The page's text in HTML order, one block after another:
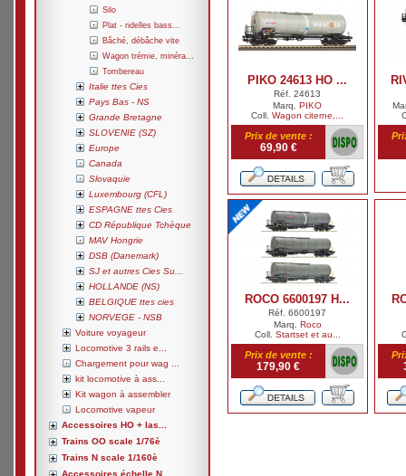
Silo
Plat - ridelles bass...
Bâché, débâche vite
Wagon trémie, minéra...
Tombereau
Italie ttes Cies
Pays Bas - NS
Grande Bretagne
SLOVENIE (SZ)
Europe
Canada
Slovaquie
Luxembourg (CFL)
ESPAGNE ttes Cies
CD République Tchèque
MAV Hongrie
DSB (Danemark)
SJ et autres Cies Su...
HOLLANDE (NS)
BELGIQUE ttes cies
NORVEGE - NSB
Voiture voyageur
Locomotive 3 rails e...
Chargement pour wag ...
kit locomotive à ass...
Kit wagon à assembler
Locomotive vapeur
Accessoires HO + las...
Trains OO scale 1/76è
Trains N scale 1/160è
Accessoires échelle N
PIKO 24613 HO ...
Réf. 24613
Marq. PIKO
Coll. Wagon citerne,...
Prix de vente :
69,90 €
ROCO 6600197 H...
Réf. 6600197
Marq. Roco
Coll. Startset et au...
Prix de vente :
179,90 €